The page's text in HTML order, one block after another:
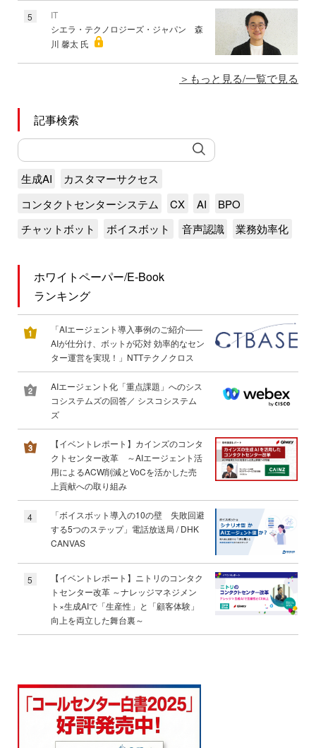
5
IT
シエラ・テクノロジーズ・ジャパン 森
川 馨太 氏
もっと見る/一覧で見る
記事検索
生成AI
カスタマーサクセス
コンタクトセンターシステム
CX AI
BPO
チャットボット
ボイスボット 音声認識 業務効率化
ホワイトペーパー/E-Book
ランキング
「AIエージェント導入事例のご紹介――
AIが仕分け、ボットが応対 効率的なセン
ター運営を実現！」NTTテクノクロス
AIエージェント化「重点課題」へのシス
コシステムズの回答／ シスコシステム
ズ
【イベントレポート】カインズのコンタ
クトセンター改革 ～AIエージェント活
用によるACW削減とVoCを活かした売
上貢献への取り組み
4
「ボイスボット導入の10の壁 失敗回避
する5つのステップ」電話放送局 / DHK
CANVAS
5
【イベントレポート】ニトリのコンタク
トセンター改革 ～ナレッジマネジメン
ト×生成AIで「生産性」と「顧客体験」
向上を両立した舞台裏～